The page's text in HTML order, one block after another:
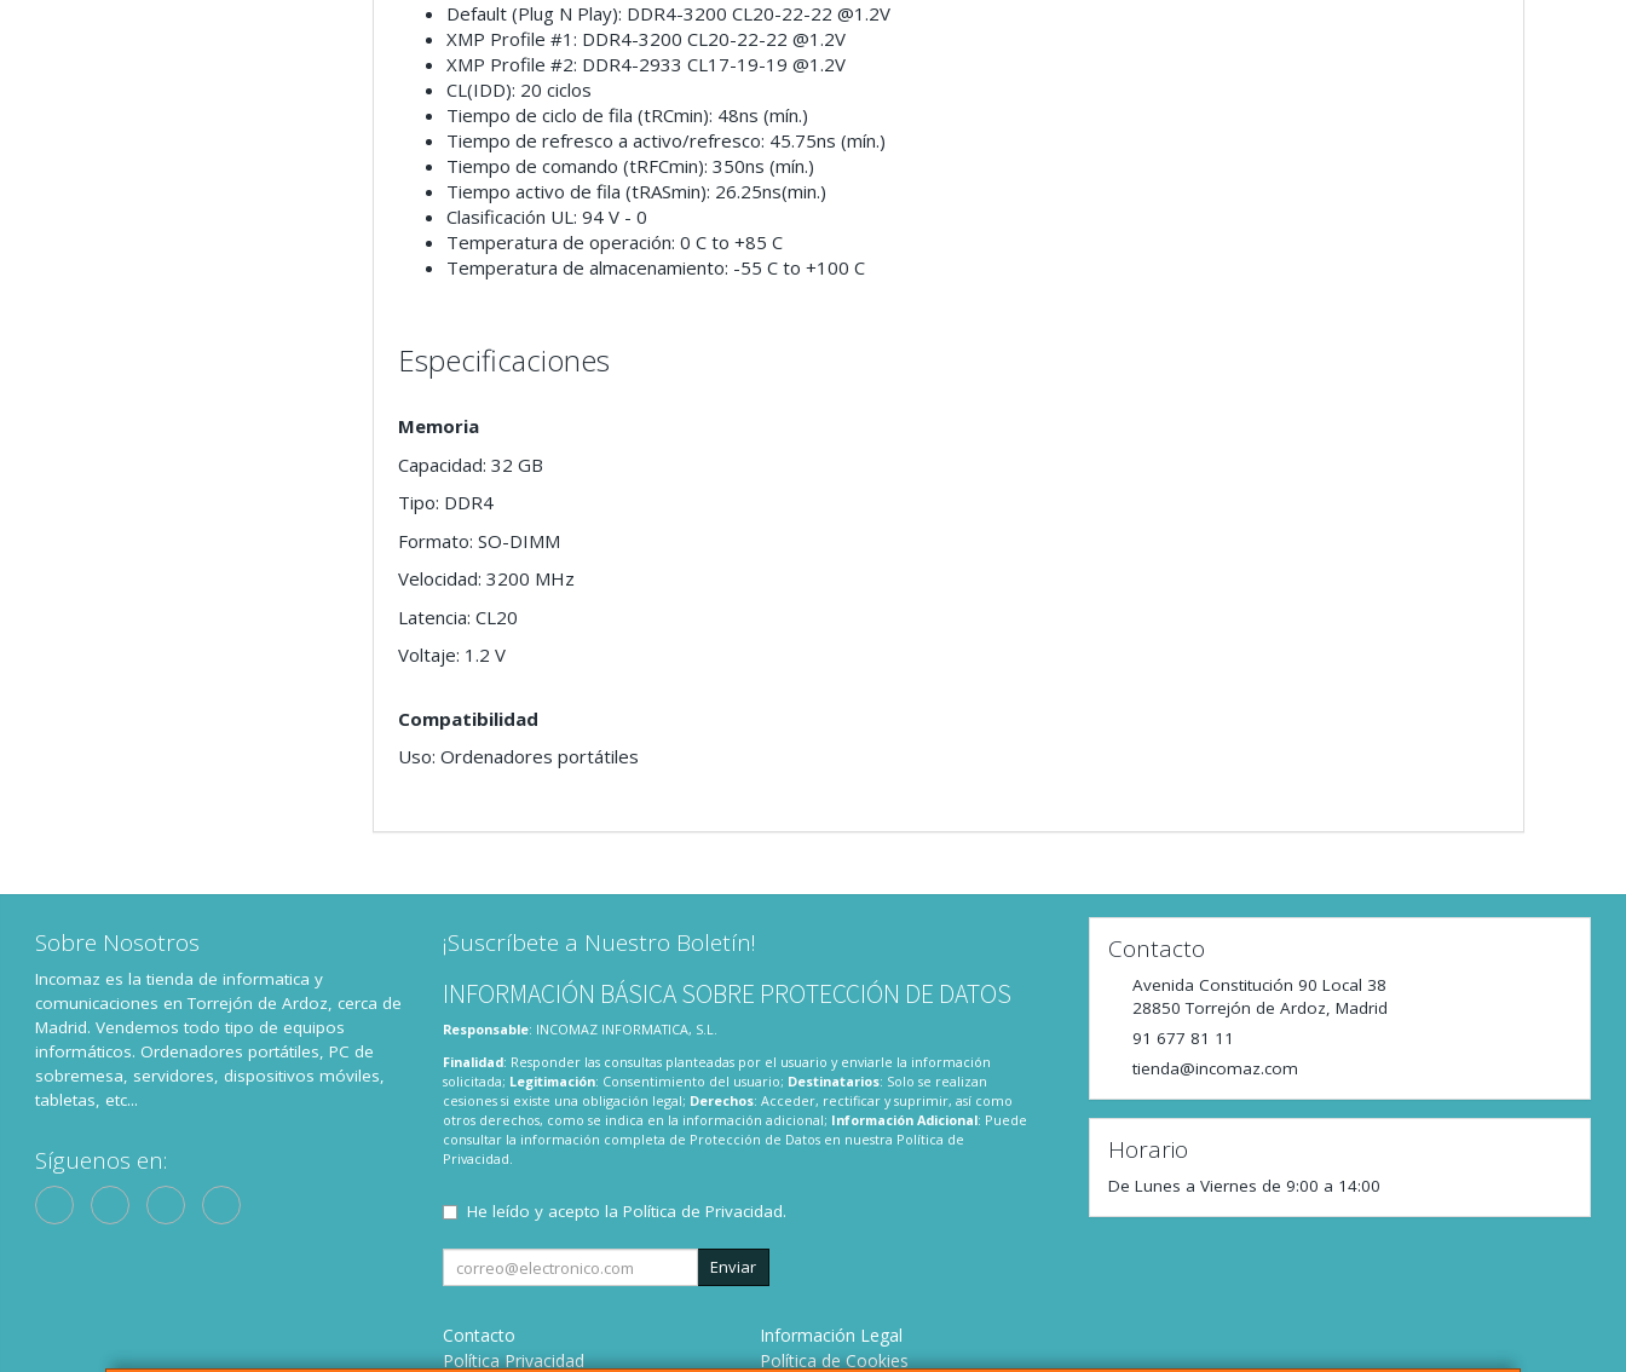
Default (Plug N Play): DDR4-3200 CL20-22-22 @1.2V
XMP Profile #1: DDR4-3200 CL20-22-22 @1.2V
XMP Profile #2: DDR4-2933 CL17-19-19 @1.2V
CL(IDD): 20 ciclos
Tiempo de ciclo de fila (tRCmin): 48ns (mín.)
Tiempo de refresco a activo/refresco: 45.75ns (mín.)
Tiempo de comando (tRFCmin): 350ns (mín.)
Tiempo activo de fila (tRASmin): 26.25ns(min.)
Clasificación UL: 94 V - 0
Temperatura de operación: 0 C to +85 C
Temperatura de almacenamiento: -55 C to +100 C
Especificaciones
Memoria
Capacidad: 32 GB
Tipo: DDR4
Formato: SO-DIMM
Velocidad: 3200 MHz
Latencia: CL20
Voltaje: 1.2 V
Compatibilidad
Uso: Ordenadores portátiles
Sobre Nosotros
Incomaz es la tienda de informatica y
comunicaciones en Torrejón de Ardoz, cerca de
Madrid. Vendemos todo tipo de equipos
informáticos. Ordenadores portátiles, PC de
sobremesa, servidores, dispositivos móviles,
tabletas, etc...
Síguenos en:
¡Suscríbete a Nuestro Boletín!
INFORMACIÓN BÁSICA SOBRE PROTECCIÓN DE DATOS
Responsable: INCOMAZ INFORMATICA, S.L.
Finalidad: Responder las consultas planteadas por el usuario y enviarle la información
solicitada; Legitimación: Consentimiento del usuario; Destinatarios: Solo se realizan
cesiones si existe una obligación legal; Derechos: Acceder, rectificar y suprimir, así como
otros derechos, como se indica en la información adicional; Información Adicional: Puede
consultar la información completa de Protección de Datos en nuestra Política de
Privacidad
He leído y acepto la Política de Privacidad.
Enviar
Contacto
Información Legal
Política Privacidad
Política de Cookies
Contacto
Avenida Constitución 90 Local 38
28850 Torrejón de Ardoz, Madrid
91 677 81 11
tienda@incomaz.com
Horario
De Lunes a Viernes de 9:00 a 14:00